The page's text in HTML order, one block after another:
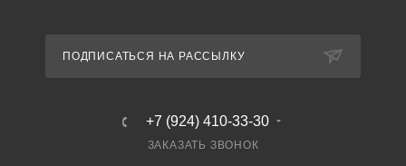
ПОДПИСАТЬСЯ НА РАССЫЛКУ
+7 (924) 410-33-30
ЗАКАЗАТЬ ЗВОНОК